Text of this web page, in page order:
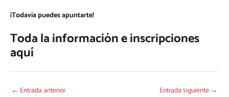
¡Todavía puedes apuntarte!
Toda la información e inscripciones
aquí
← Entrada anterior Entrada siguiente →